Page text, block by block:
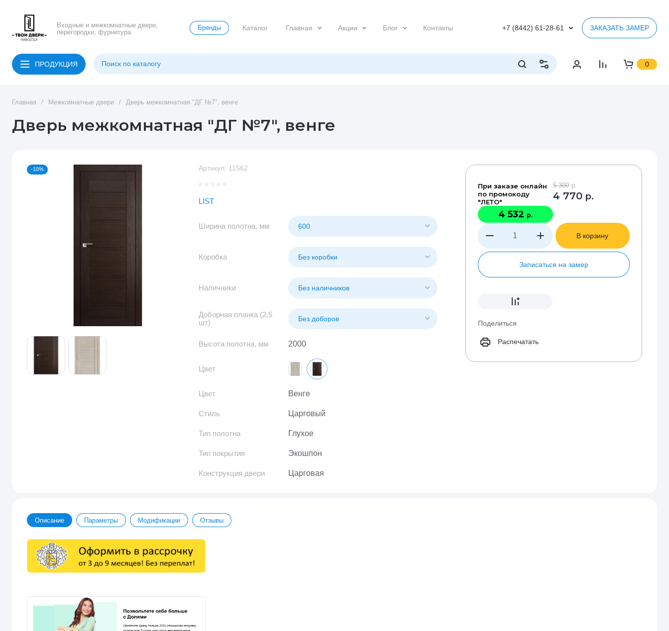
Входные и межкомнатные двери,
перегородки, фурнитура
Бренды Каталог Главная Акции Блог Контакты +7 (8442) 61-28-61 ЗАКАЗАТЬ ЗАМЕР
ПРОДУКЦИЯ 0
Главная / Межкомнатные двери / Дверь межкомнатная "ДГ №7", венге
Дверь межкомнатная "ДГ №7", венге
-10% Артикул: 11562
LIST
Ширина полотна, мм
Коробка
Наличники
Доборная планка (2,5
шт)
Высота полотна, мм 2000
Цвет
Цвет Венге
Стиль Царговый
Тип полотна Глухое
Тип покрытия Экошпон
Конструкция двери Царговая
При заказе онлайн
по промокоду
"ЛЕТО"
4 532 р.
5 300 р.
4 770 р.
В корзину
Записаться на замер
Поделиться
Распечатать
Описание Параметры Модификации Отзывы